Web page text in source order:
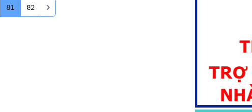
81 82